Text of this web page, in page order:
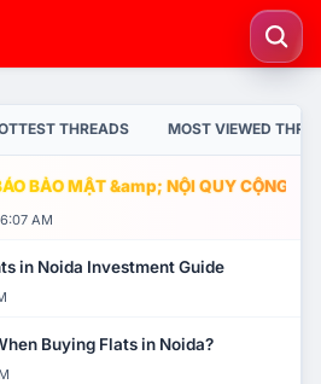
THREADS MOST VIEWED
BẢO MẬT &amp; NỘI QUY CỘNG
AM
in Noida Investment Guide
Buying Flats in Noida?